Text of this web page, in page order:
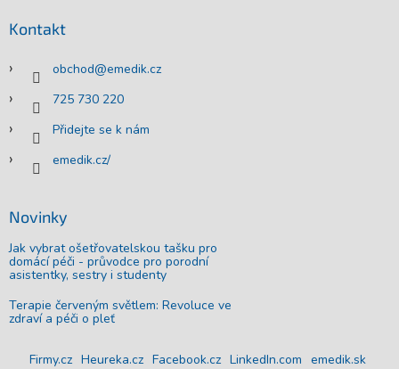
Kontakt
obchod@emedik.cz
725 730 220
Přidejte se k nám
emedik.cz/
Novinky
Jak vybrat ošetřovatelskou tašku pro
domácí péči - průvodce pro porodní
asistentky, sestry i studenty
Terapie červeným světlem: Revoluce ve
zdraví a péči o pleť
Firmy.cz Heureka.cz Facebook.cz LinkedIn.com emedik.sk